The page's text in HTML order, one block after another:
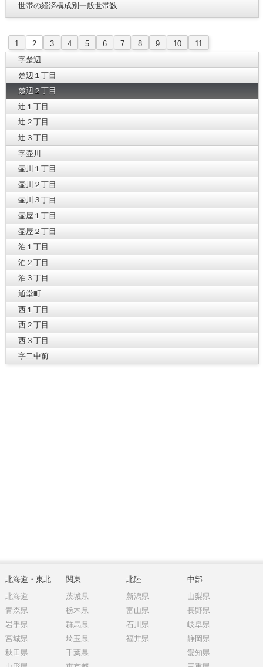
世帯の経済構成別一般世帯数
1 2 3 4 5 6 7 8 9 10
11
字楚辺
楚辺１丁目
楚辺２丁目
辻１丁目
辻２丁目
辻３丁目
字壷川
壷川１丁目
壷川２丁目
壷川３丁目
壷屋１丁目
壷屋２丁目
泊１丁目
泊２丁目
泊３丁目
通堂町
西１丁目
西２丁目
西３丁目
字二中前
北海道・東北
北海道
青森県
岩手県
宮城県
秋田県
関東
茨城県
栃木県
群馬県
埼玉県
千葉県
北陸
新潟県
富山県
石川県
福井県
中部
山梨県
長野県
岐阜県
静岡県
愛知県